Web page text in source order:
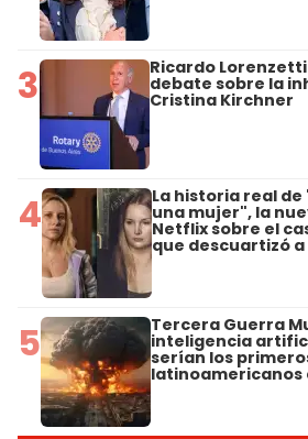
3 Ricardo
debate sobre la
Cristina Kirchner
4 La historia real de
una mujer", la
Netflix sobre el
que descuartizó
5 Tercera Guerra
inteligencia
serían los
latinoamericanos